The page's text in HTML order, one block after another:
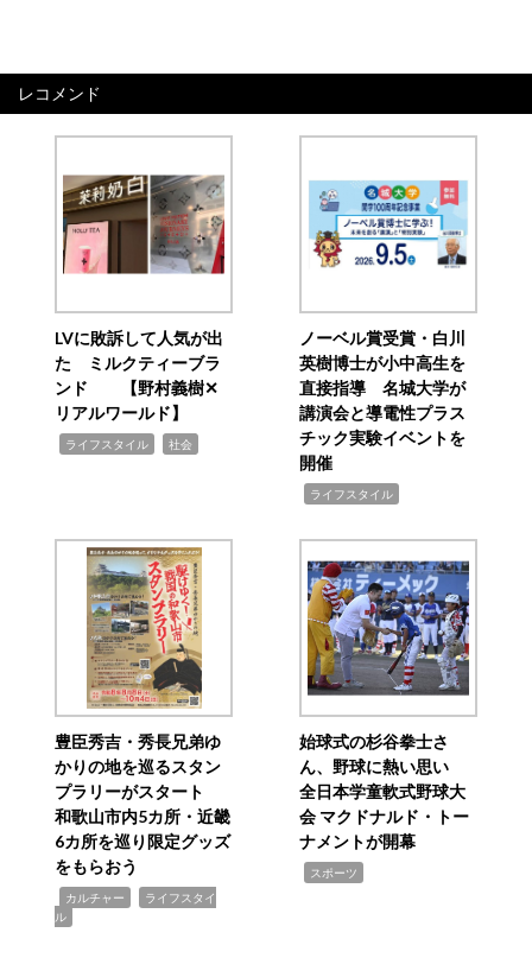
レコメンド
LVに敗訴して人気が出
た ミルクティーブラ
ンド 【野村義樹✕
リアルワールド】
ライフスタイル 社会
ノーベル賞受賞・白川
英樹博士が小中高生を
直接指導 名城大学が
講演会と導電性プラス
チック実験イベントを
開催
ライフスタイル
豊臣秀吉・秀長兄弟ゆ
かりの地を巡るスタン
プラリーがスタート
和歌山市内5カ所・近畿
6カ所を巡り限定グッズ
をもらおう
カルチャー
ライフスタイ
ル
始球式の杉谷拳士さ
ん、野球に熱い思い
全日本学童軟式野球大
会 マクドナルド・トー
ナメントが開幕
スポーツ